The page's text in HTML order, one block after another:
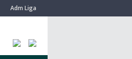
Adm Liga